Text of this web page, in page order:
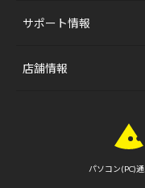
サポート情報
店舗情報
パソコン(PC)